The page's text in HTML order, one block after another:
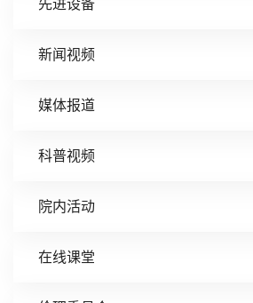
先进设备
新闻视频
媒体报道
科普视频
院内活动
在线课堂